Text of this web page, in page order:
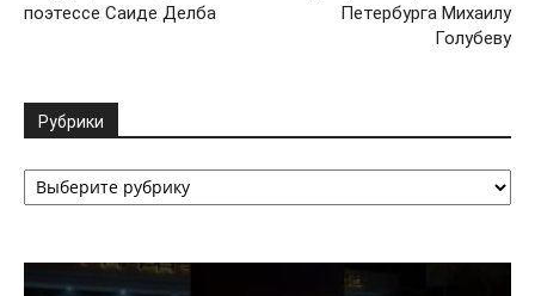
поэтессе Саиде Делба
Петербурга Михаилу
Голубеву
Рубрики
Рубрики